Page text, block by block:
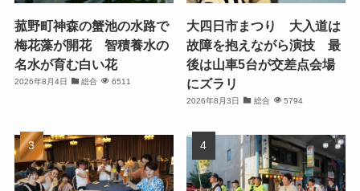
菰野町神森の蟹池の水路で
梅花藻が開花 智積養水の
名水が育む白い花
2026年8月4日 総合 6511
大四日市まつり 大入道は
故障を抱えながら演技 最
後は山車5台が交差点会場
にズラリ
2026年8月3日 総合 5794